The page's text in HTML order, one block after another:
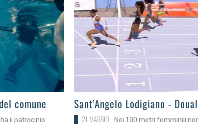
comune
il patrocinio
>
Sant’Angelo Lodigiano -
21 MAGGIO Nei 100 metri femminili